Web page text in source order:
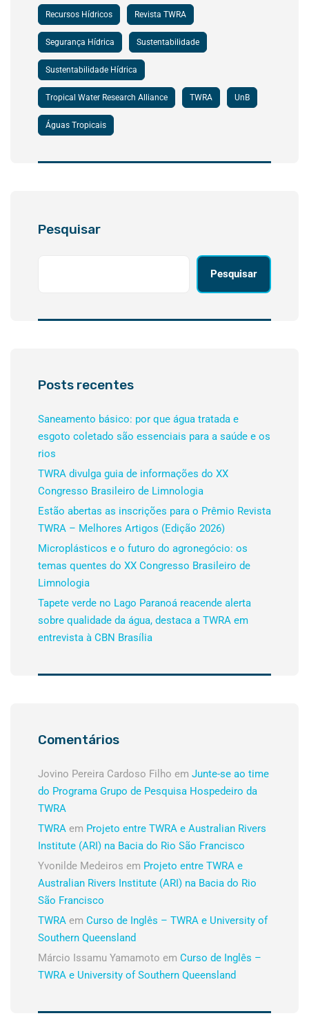
Recursos Hídricos Revista TWRA
Segurança Hídrica Sustentabilidade
Sustentabilidade Hídrica
Tropical Water Research Alliance TWRA UnB
Águas Tropicais
Pesquisar
Pesquisar
Posts recentes
Saneamento básico: por que água tratada e
esgoto coletado são essenciais para a saúde e os
rios
TWRA divulga guia de informações do XX
Congresso Brasileiro de Limnologia
Estão abertas as inscrições para o Prêmio Revista
TWRA – Melhores Artigos (Edição 2026)
Microplásticos e o futuro do agronegócio: os
temas quentes do XX Congresso Brasileiro de
Limnologia
Tapete verde no Lago Paranoá reacende alerta
sobre qualidade da água, destaca a TWRA em
entrevista à CBN Brasília
Comentários
Jovino Pereira Cardoso Filho em Junte-se ao time
do Programa Grupo de Pesquisa Hospedeiro da
TWRA
TWRA em Projeto entre TWRA e Australian Rivers
Institute (ARI) na Bacia do Rio São Francisco
Yvonilde Medeiros em Projeto entre TWRA e
Australian Rivers Institute (ARI) na Bacia do Rio
São Francisco
TWRA em Curso de Inglês – TWRA e University of
Southern Queensland
Márcio Issamu Yamamoto em Curso de Inglês –
TWRA e University of Southern Queensland